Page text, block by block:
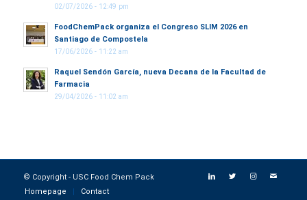
02/07/2026 - 12:49 pm
FoodChemPack organiza el Congreso SLIM 2026 en
Santiago de Compostela
17/06/2026 - 11:22 am
Raquel Sendón García, nueva Decana de la Facultad de
Farmacia
29/04/2026 - 11:02 am
© Copyright - USC Food Chem Pack
Homepage
Contact